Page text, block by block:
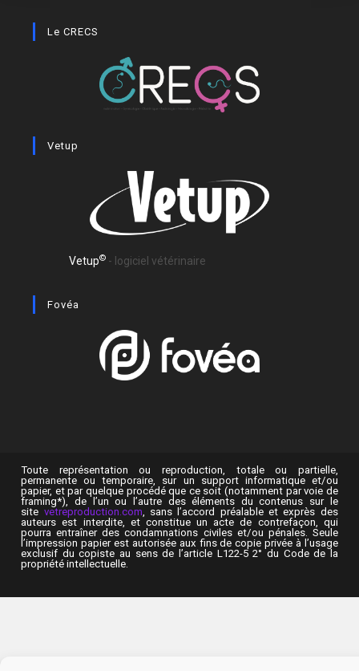
Le CRECS
Vetup
Vetup© - logiciel vétérinaire
Fovéa
Toute représentation ou reproduction, totale ou partielle,
permanente ou temporaire, sur un support informatique et/ou
papier, et par quelque procédé que ce soit (notamment par voie de
framing*), de l’un ou l’autre des éléments du contenus sur le
site vetreproduction.com, sans l’accord préalable et exprès des
auteurs est interdite, et constitue un acte de contrefaçon, qui
pourra entraîner des condamnations civiles et/ou pénales. Seule
l’impression papier est autorisée aux fins de copie privée à l’usage
exclusif du copiste au sens de l’article L122-5 2° du Code de la
propriété intellectuelle.